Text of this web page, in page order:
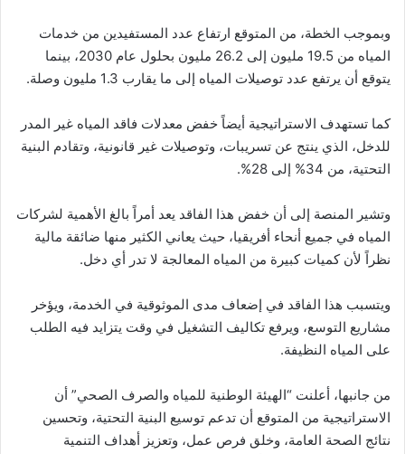
وبموجب الخطة، من المتوقع ارتفاع عدد المستفيدين من خدمات
المياه من 19.5 مليون إلى 26.2 مليون بحلول عام 2030، بينما
يتوقع أن يرتفع عدد توصيلات المياه إلى ما يقارب 1.3 مليون وصلة.
كما تستهدف الاستراتيجية أيضاً خفض معدلات فاقد المياه غير المدر
للدخل، الذي ينتج عن تسريبات، وتوصيلات غير قانونية، وتقادم البنية
التحتية، من 34% إلى 28%.
وتشير المنصة إلى أن خفض هذا الفاقد يعد أمراً بالغ الأهمية لشركات
المياه في جميع أنحاء أفريقيا، حيث يعاني الكثير منها ضائقة مالية
نظراً لأن كميات كبيرة من المياه المعالجة لا تدر أي دخل.
ويتسبب هذا الفاقد في إضعاف مدى الموثوقية في الخدمة، ويؤخر
مشاريع التوسع، ويرفع تكاليف التشغيل في وقت يتزايد فيه الطلب
على المياه النظيفة.
من جانبها، أعلنت “الهيئة الوطنية للمياه والصرف الصحي” أن
الاستراتيجية من المتوقع أن تدعم توسيع البنية التحتية، وتحسين
نتائج الصحة العامة، وخلق فرص عمل، وتعزيز أهداف التنمية